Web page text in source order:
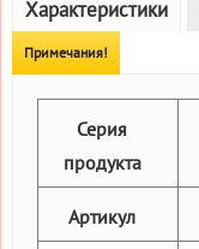
Характеристики
Примечания!
Серия
продукта
Артикул